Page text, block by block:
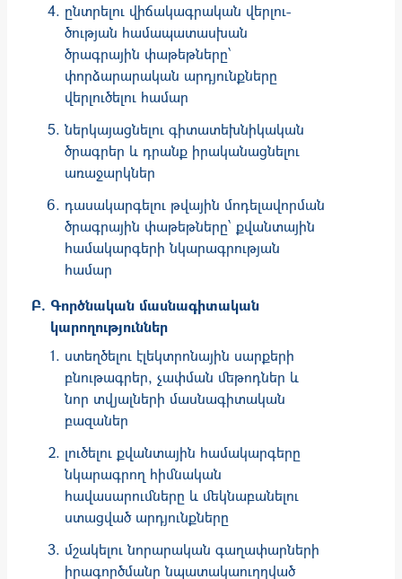
ընտրելու վիճակագրական վերլու­
ծության համապատասխան
ծրագրային փաթեթները՝
փորձարարական արդյունքները
վերլուծելու համար
ներկայացնելու գիտատեխնիկական
ծրագրեր և դրանք իրա­կանացնելու
առաջարկներ
դասակարգելու թվային մոդելավորման
ծրագրային փաթեթները՝ քվանտային
համակարգերի նկարագրության
համար
Գործնական մասնագիտական
կարողություններ
ստեղծելու էլեկտրոնային սարքերի
բնութագրեր, չափման մեթոդներ և
նոր տվյալների մասնագիտական
բազաներ
լուծելու քվանտային համակարգերը
նկարագրող հիմնական
հավասարումները և մեկնաբանելու
ստացված արդյունքները
մշա­կելու նո­րա­րական գաղա­փար­­­ների
իրագործ­մանը նպատակաուղղ­ված